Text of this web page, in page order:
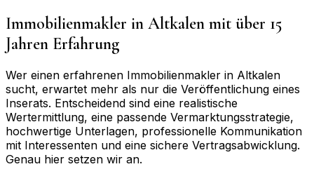
Immobilienmakler in Altkalen mit über 15
Jahren Erfahrung
Wer einen erfahrenen Immobilienmakler in Altkalen
sucht, erwartet mehr als nur die Veröffentlichung eines
Inserats. Entscheidend sind eine realistische
Wertermittlung, eine passende Vermarktungsstrategie,
hochwertige Unterlagen, professionelle Kommunikation
mit Interessenten und eine sichere Vertragsabwicklung.
Genau hier setzen wir an.